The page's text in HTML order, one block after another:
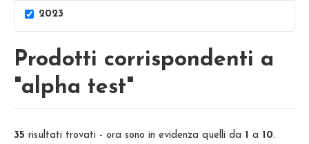
2023
Prodotti corrispondenti a
"alpha test"
35 risultati trovati - ora sono in evidenza quelli da 1 a 10.